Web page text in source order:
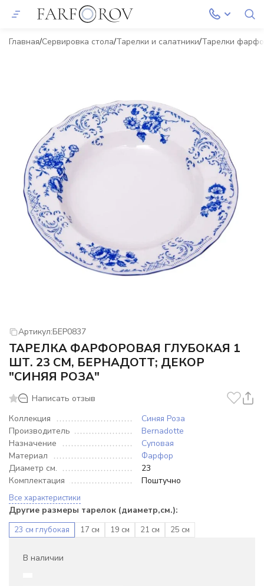
Главная Сервировка стола Тарелки и салатники Тарелки
Артикул:БЕР0837
ТАРЕЛКА ФАРФОРОВАЯ ГЛУБОКАЯ 1
ШТ. 23 СМ, БЕРНАДОТТ; ДЕКОР
"СИНЯЯ РОЗА"
Написать отзыв
Коллекция
Синяя Роза
Производитель
Bernadotte
Назначение
Суповая
Материал
Фарфор
Диаметр см.
23
Комплектация
Поштучно
Все характеристики
Другие размеры тарелок (диаметр,см.):
23 см глубокая 17 см 19 см 21 см 25 см
В наличии